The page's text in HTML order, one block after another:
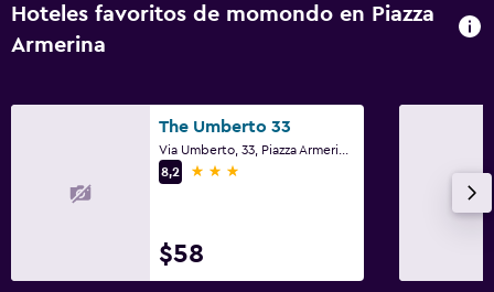
Hoteles favoritos de momondo en Piazza
Armerina
The Umberto 33
8,2
3 estrellas
$58